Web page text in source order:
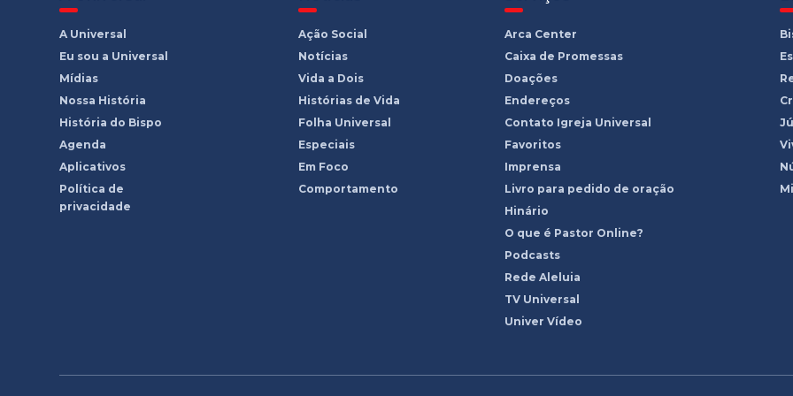
A Universal
Eu sou a Universal
Mídias
Nossa História
História do Bispo
Agenda
Aplicativos
Política de
privacidade
Ação Social
Notícias
Vida a Dois
Histórias de Vida
Folha Universal
Especiais
Em Foco
Comportamento
Arca Center
Caixa de Promessas
Doações
Endereços
Contato Igreja Universal
Favoritos
Imprensa
Livro para pedido de oração
Hinário
O que é Pastor Online?
Podcasts
Rede Aleluia
TV Universal
Univer Vídeo